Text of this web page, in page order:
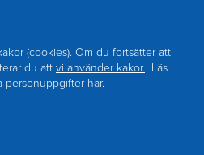
(cookies). Om du fortsätter att
du att vi använder kakor. Läs
personuppgifter här.
Kontakt